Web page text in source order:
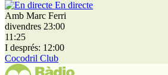
En directe
Amb Marc Ferri
divendres 23:00
11:25
I després: 12:00
Cocodril Club
per tothom qui els ha volgut
El projecte de la Clika també és
mestres. I, és que, ofereix als
recursos pedagògics que